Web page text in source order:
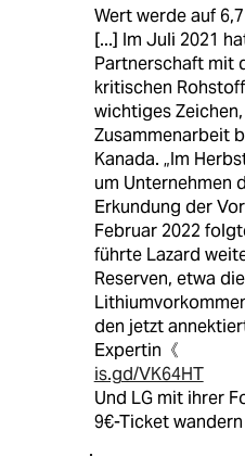
Wert werde auf
[...] Im Juli 2021
Partnerschaft mit
kritischen
wichtiges
Zusammenarbeit
Kanada. „Im
um Unternehmen
Erkundung der
Februar 2022
führte Lazard
Reserven, etwa
den jetzt
Expertin《
is.gd/VK64HT
Und LG mit ihrer
9€-Ticket